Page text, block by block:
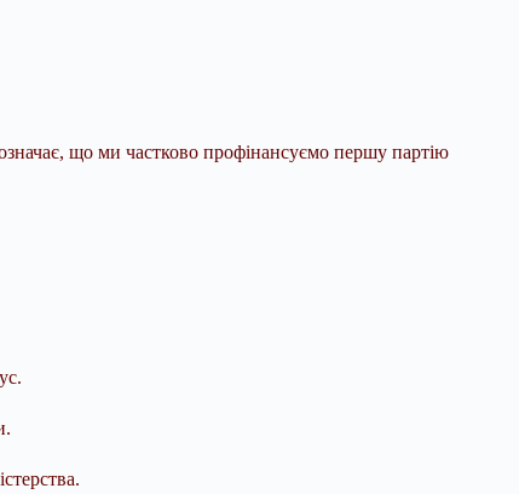
що ми частково профінансуємо першу партію